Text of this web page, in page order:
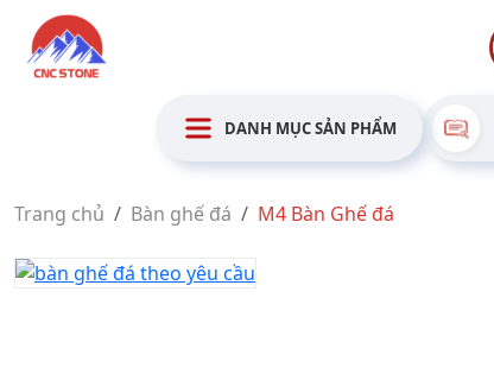
DANH MỤC SẢN PHẨM
Trang chủ Bàn ghế đá M4 Bàn Ghế đá